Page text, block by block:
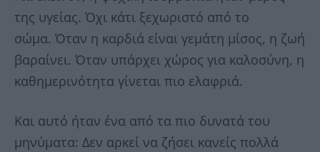
της υγείας. Όχι κάτι ξεχωριστό από το
σώμα. Όταν η καρδιά είναι γεμάτη μίσος, η ζωή
βαραίνει. Όταν υπάρχει χώρος για καλοσύνη, η
καθημερινότητα γίνεται πιο ελαφριά.
Και αυτό ήταν ένα από τα πιο δυνατά του
μηνύματα: Δεν αρκεί να ζήσει κανείς πολλά